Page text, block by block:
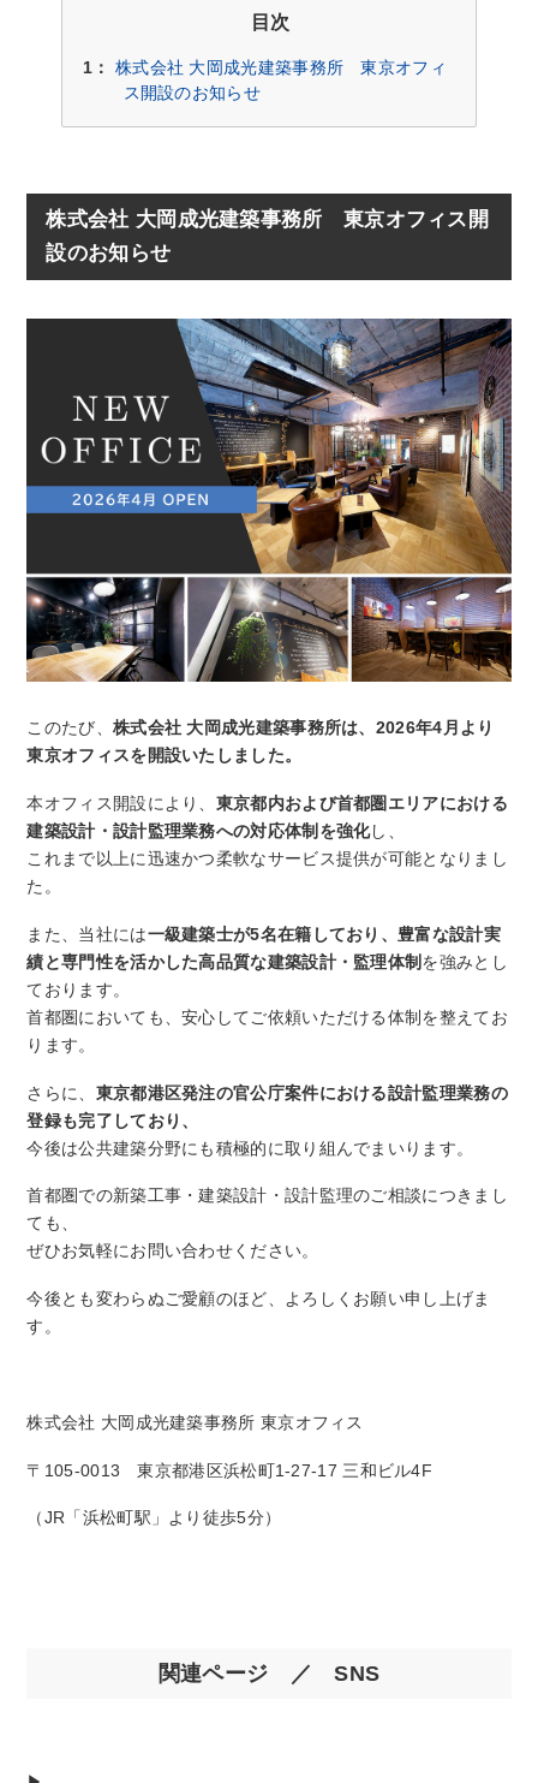
目次
1：
株式会社 大岡成光建築事務所 東京オフィ
ス開設のお知らせ
株式会社 大岡成光建築事務所 東京オフィス開
設のお知らせ
このたび、 株式会社 大岡成光建築事務所は、2026年4月より
東京オフィスを開設いたしました。
本オフィス開設により、 東京都内および首都圏エリアにおける
建築設計・設計監理業務への対応体制を強化し、
これまで以上に迅速かつ柔軟なサービス提供が可能となりまし
た。
また、当社には一級建築士が5名在籍しており、豊富な設計実
績と専門性を活かした高品質な建築設計・監理体制 を強みとし
ております。
首都圏においても、安心してご依頼いただける体制を整えてお
ります。
さらに、 東京都港区発注の官公庁案件における設計監理業務の
登録も完了しており、
今後は公共建築分野にも積極的に取り組んでまいります。
首都圏での新築工事・建築設計・設計監理のご相談につきまし
ても、
ぜひお気軽にお問い合わせください。
今後とも変わらぬご愛顧のほど、よろしくお願い申し上げま
す。
株式会社 大岡成光建築事務所 東京オフィス
〒105-0013 東京都港区浜松町1-27-17 三和ビル4F
（JR「浜松町駅」より徒歩5分）
関連ページ ／ SNS